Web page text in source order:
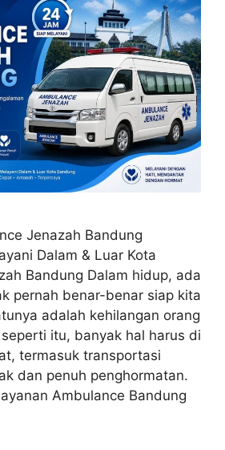
Jenazah Bandung
Dalam & Luar Kota
Bandung Dalam hidup, ada
pernah benar-benar siap kita
adalah kehilangan orang
itu, banyak hal harus di
termasuk transportasi
dan penuh penghormatan.
Ambulance Bandung